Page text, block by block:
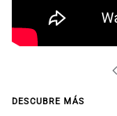
DESCUBRE MÁS